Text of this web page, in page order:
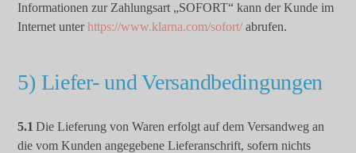
Informationen zur Zahlungsart „SOFORT“ kann der Kunde im
Internet unterhttps://www.klarna.com/sofort/abrufen.
5) Liefer- und Versandbedingungen
5.1 Die Lieferung von Waren erfolgt auf dem Versandweg an
die vom Kunden angegebene Lieferanschrift, sofern nichts